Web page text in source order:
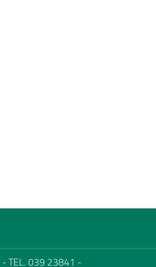
- TEL. 039 23841 -